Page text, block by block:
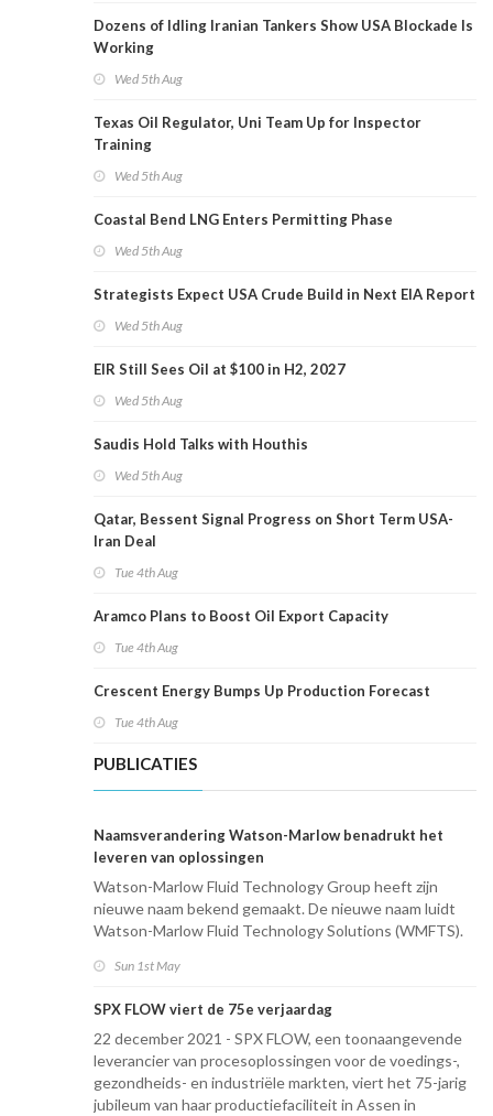
Dozens of Idling Iranian Tankers Show USA Blockade Is
Working
Wed 5th Aug
Texas Oil Regulator, Uni Team Up for Inspector
Training
Wed 5th Aug
Coastal Bend LNG Enters Permitting Phase
Wed 5th Aug
Strategists Expect USA Crude Build in Next EIA Report
Wed 5th Aug
EIR Still Sees Oil at $100 in H2, 2027
Wed 5th Aug
Saudis Hold Talks with Houthis
Wed 5th Aug
Qatar, Bessent Signal Progress on Short Term USA-
Iran Deal
Tue 4th Aug
Aramco Plans to Boost Oil Export Capacity
Tue 4th Aug
Crescent Energy Bumps Up Production Forecast
Tue 4th Aug
PUBLICATIES
Naamsverandering Watson-Marlow benadrukt het
leveren van oplossingen
Watson-Marlow Fluid Technology Group heeft zijn
nieuwe naam bekend gemaakt. De nieuwe naam luidt
Watson-Marlow Fluid Technology Solutions (WMFTS).
Sun 1st May
SPX FLOW viert de 75e verjaardag
22 december 2021 - SPX FLOW, een toonaangevende
leverancier van procesoplossingen voor de voedings-,
gezondheids- en industriële markten, viert het 75-jarig
jubileum van haar productiefaciliteit in Assen in